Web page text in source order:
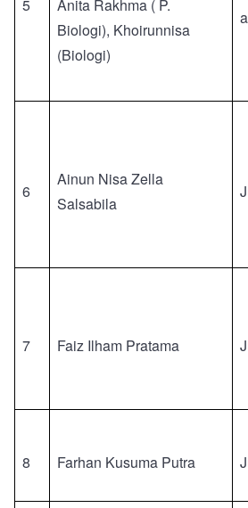
5
Anita Rakhma ( P.
Biologi), Khoirunnisa
(Biologi)
6
Ainun Nisa Zella
Salsabila
7 Faiz Ilham Pratama
8 Farhan Kusuma Putra